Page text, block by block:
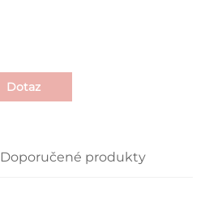
Dotaz
Doporučené produkty